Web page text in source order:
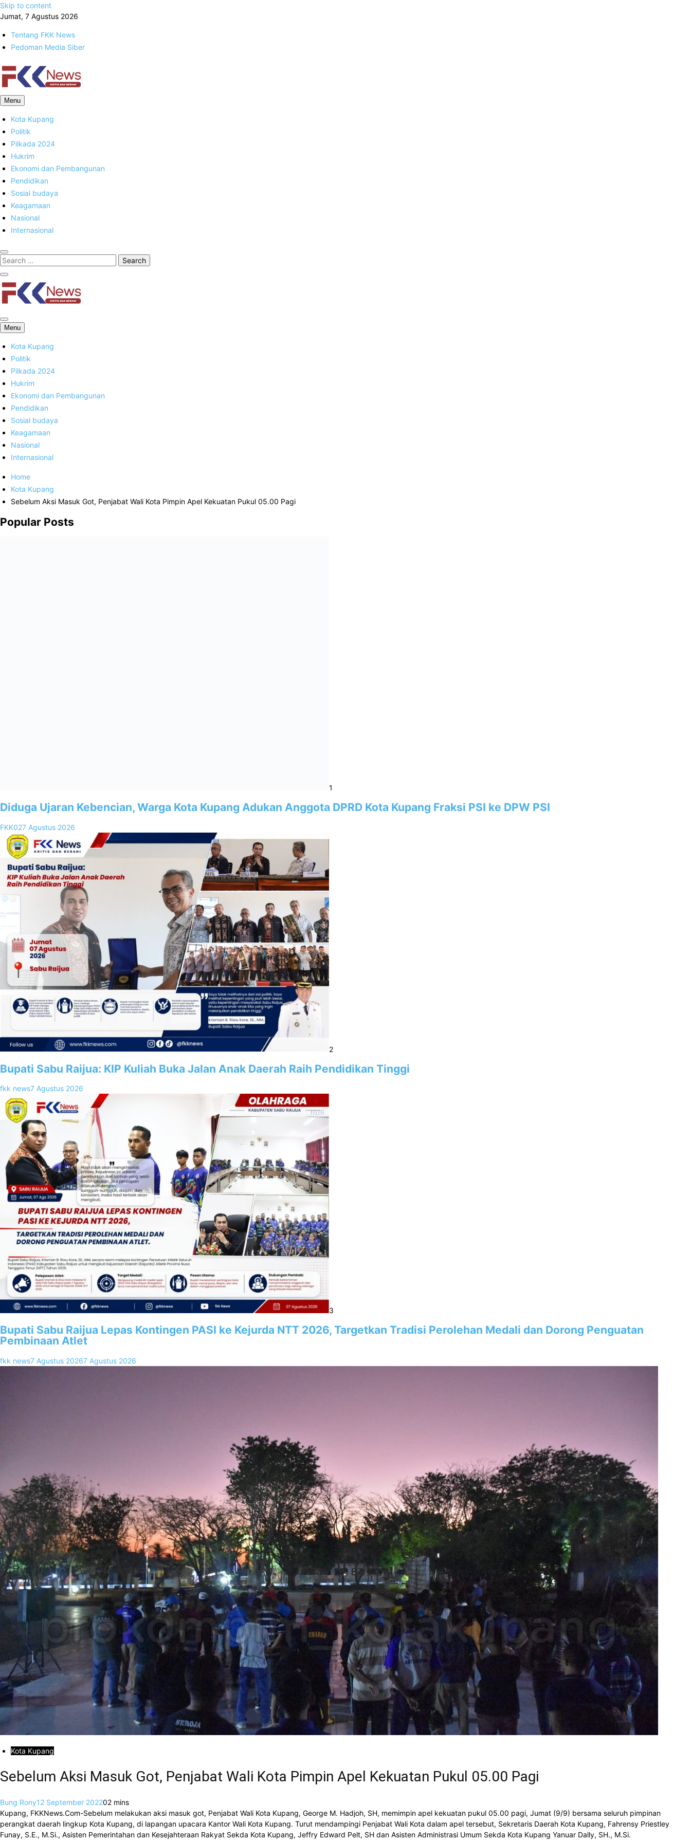
Skip to content
Jumat, 7 Agustus 2026
Tentang FKK News
Pedoman Media Siber
FKK News
Menu
Kota Kupang
Politik
Pilkada 2024
Hukrim
Ekonomi dan Pembangunan
Pendidikan
Sosial budaya
Keagamaan
Nasional
Internasional
FKK News
Menu
Kota Kupang
Politik
Pilkada 2024
Hukrim
Ekonomi dan Pembangunan
Pendidikan
Sosial budaya
Keagamaan
Nasional
Internasional
Home
Kota Kupang
Sebelum Aksi Masuk Got, Penjabat Wali Kota Pimpin Apel Kekuatan Pukul 05.00 Pagi
Popular Posts
1
Diduga Ujaran Kebencian, Warga Kota Kupang Adukan Anggota DPRD Kota Kupang Fraksi PSI ke DPW PSI
FKK027 Agustus 2026
2
Bupati Sabu Raijua: KIP Kuliah Buka Jalan Anak Daerah Raih Pendidikan Tinggi
fkk news7 Agustus 2026
3
Bupati Sabu Raijua Lepas Kontingen PASI ke Kejurda NTT 2026, Targetkan Tradisi Perolehan Medali dan Dorong Penguatan
Pembinaan Atlet
fkk news7 Agustus 20267 Agustus 2026
Kota Kupang
Sebelum Aksi Masuk Got, Penjabat Wali Kota Pimpin Apel Kekuatan Pukul 05.00 Pagi
Bung Rony12 September 202202 mins
Kupang, FKKNews.Com-Sebelum melakukan aksi masuk got, Penjabat Wali Kota Kupang, George M. Hadjoh, SH, memimpin apel kekuatan pukul 05.00 pagi, Jumat (9/9) bersama seluruh pimpinan
perangkat daerah lingkup Kota Kupang, di lapangan upacara Kantor Wali Kota Kupang. Turut mendampingi Penjabat Wali Kota dalam apel tersebut, Sekretaris Daerah Kota Kupang, Fahrensy Priestley
Funay, S.E., M.Si., Asisten Pemerintahan dan Kesejahteraan Rakyat Sekda Kota Kupang, Jeffry Edward Pelt, SH dan Asisten Administrasi Umum Sekda Kota Kupang Yanuar Dally, SH., M.Si.